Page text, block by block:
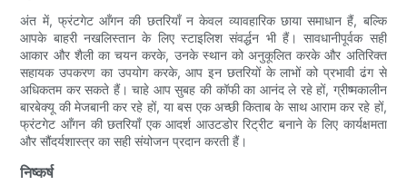
अंत में, फ्रंटगेट आँगन की छतरियाँ न केवल व्यावहारिक छाया समाधान हैं, बल्कि
आपके बाहरी नखलिस्तान के लिए स्टाइलिश संवर्द्धन भी हैं। सावधानीपूर्वक सही
आकार और शैली का चयन करके, उनके स्थान को अनुकूलित करके और अतिरिक्त
सहायक उपकरण का उपयोग करके, आप इन छतरियों के लाभों को प्रभावी ढंग से
अधिकतम कर सकते हैं। चाहे आप सुबह की कॉफी का आनंद ले रहे हों, ग्रीष्मकालीन
बारबेक्यू की मेजबानी कर रहे हों, या बस एक अच्छी किताब के साथ आराम कर रहे हों,
फ्रंटगेट आँगन की छतरियाँ एक आदर्श आउटडोर रिट्रीट बनाने के लिए कार्यक्षमता
और सौंदर्यशास्त्र का सही संयोजन प्रदान करती हैं।
निष्कर्ष